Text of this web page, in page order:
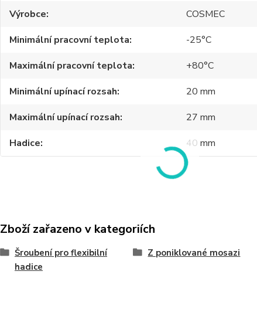
Výrobce
COSMEC
Minimální pracovní teplota
-25°C
Maximální pracovní teplota
+80°C
Minimální upínací rozsah
20 mm
Maximální upínací rozsah
27 mm
Hadice
40 mm
Zboží zařazeno v kategoriích
Šroubení pro flexibilní
hadice
Z poniklované mosazi